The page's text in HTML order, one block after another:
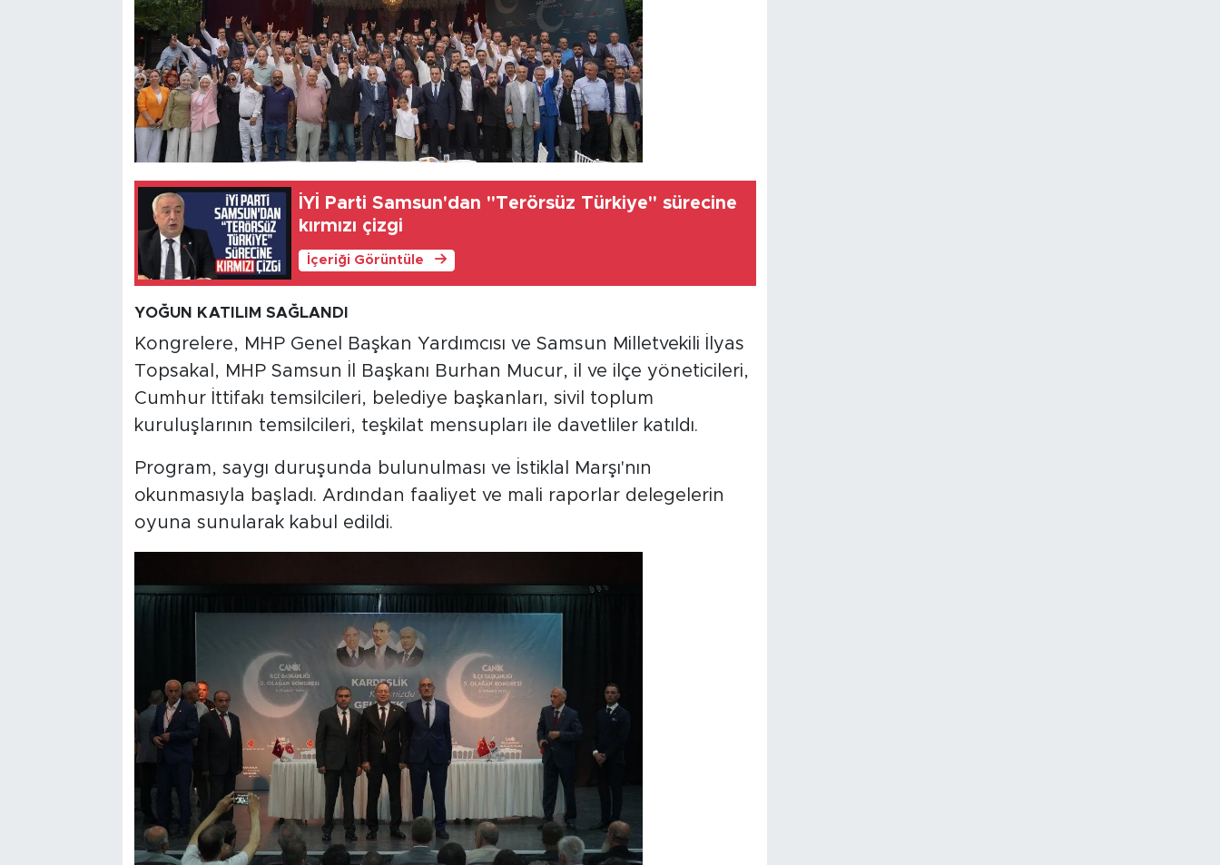
İYİ Parti Samsun'dan "Terörsüz Türkiye" sürecine
kırmızı çizgi
İçeriği Görüntüle
YOĞUN KATILIM SAĞLANDI
Kongrelere, MHP Genel Başkan Yardımcısı ve Samsun Milletvekili İlyas
Topsakal, MHP Samsun İl Başkanı Burhan Mucur, il ve ilçe yöneticileri,
Cumhur İttifakı temsilcileri, belediye başkanları, sivil toplum
kuruluşlarının temsilcileri, teşkilat mensupları ile davetliler katıldı.
Program, saygı duruşunda bulunulması ve İstiklal Marşı'nın
okunmasıyla başladı. Ardından faaliyet ve mali raporlar delegelerin
oyuna sunularak kabul edildi.